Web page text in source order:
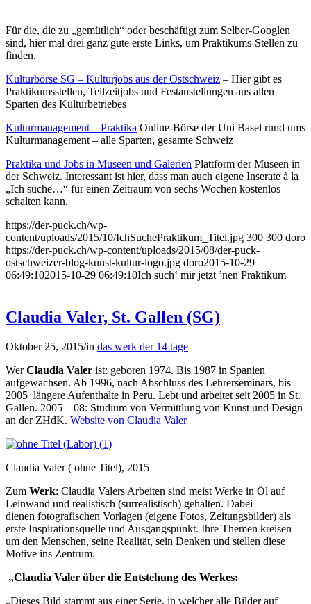
Für die, die zu „gemütlich“ oder beschäftigt zum Selber-Googlen
sind, hier mal drei ganz gute erste Links, um Praktikums-Stellen zu
finden.
Kulturbörse SG – Kulturjobs aus der Ostschweiz – Hier gibt es
Praktikumsstellen, Teilzeitjobs und Festanstellungen aus allen
Sparten des Kulturbetriebes
Kulturmanagement – Praktika Online-Börse der Uni Basel rund ums
Kulturmanagement – alle Sparten, gesamte Schweiz
Praktika und Jobs in Museen und Galerien Plattform der Museen in
der Schweiz. Interessant ist hier, dass man auch eigene Inserate à la
„Ich suche…“ für einen Zeitraum von sechs Wochen kostenlos
schalten kann.
https://der-puck.ch/wp-
content/uploads/2015/10/IchSuchePraktikum_Titel.jpg 300 300 doro
https://der-puck.ch/wp-content/uploads/2015/08/der-puck-
ostschweizer-blog-kunst-kultur-logo.jpg doro2015-10-29
06:49:102015-10-29 06:49:10Ich such‘ mir jetzt ’nen Praktikum
Claudia Valer, St. Gallen (SG)
Oktober 25, 2015/in das werk der 14 tage
WerClaudia Valer ist: geboren 1974. Bis 1987 in Spanien
aufgewachsen. Ab 1996, nach Abschluss des Lehrerseminars, bis
2005 längere Aufenthalte in Peru. Lebt und arbeitet seit 2005 in St.
Gallen. 2005 – 08: Studium von Vermittlung von Kunst und Design
an der ZHdK. Website von Claudia Valer
Claudia Valer ( ohne Titel), 2015
Zum Werk: Claudia Valers Arbeiten sind meist Werke in Öl auf
Leinwand und realistisch (surrealistisch) gehalten. Dabei
dienen fotografischen Vorlagen (eigene Fotos, Zeitungsbilder) als
erste Inspirationsquelle und Ausgangspunkt. Ihre Themen kreisen
um den Menschen, seine Realität, sein Denken und stellen diese
Motive ins Zentrum.
„Claudia Valer über die Entstehung des Werkes:
„Dieses Bild stammt aus einer Serie, in welcher alle Bilder auf